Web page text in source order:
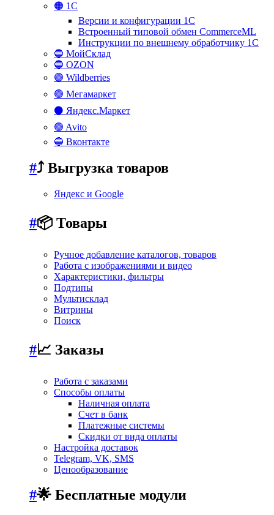
🟠 1С
Версии и конфигурации 1С
Встроенный типовой обмен CommerceML
Инструкции по внешнему обработчику 1С
🔵 МойСклад
🔵 OZON
🟣 Wildberries
🟢 Мегамаркет
⚫ Яндекс.Маркет
🟢 Avito
🔵 Вконтакте
#⤴️ Выгрузка товаров
Яндекс и Google
#📦 Товары
Ручное добавление каталогов, товаров
Работа с изображениями и видео
Характеристики, фильтры
Подтипы
Мультисклад
Витрины
Поиск
#📈 Заказы
Работа с заказами
Способы оплаты
Наличная оплата
Счет в банк
Платежные системы
Скидки от вида оплаты
Настройка доставок
Telegram, VK, SMS
Ценообразование
#🌟 Бесплатные модули